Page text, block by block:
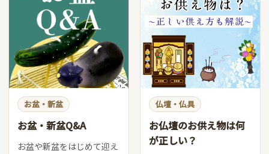
お盆・新盆
お盆・新盆Q&A
お盆や新盆をはじめて迎え
仏壇・仏具
お仏壇のお供え物は何
が正しい？